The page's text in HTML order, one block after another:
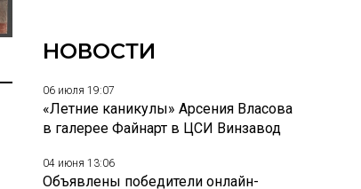
НОВОСТИ
06 июля 19:07
«Летние каникулы» Арсения Власова
в галерее Файнарт в ЦСИ Винзавод
04 июня 13:06
Объявлены победители онлайн-